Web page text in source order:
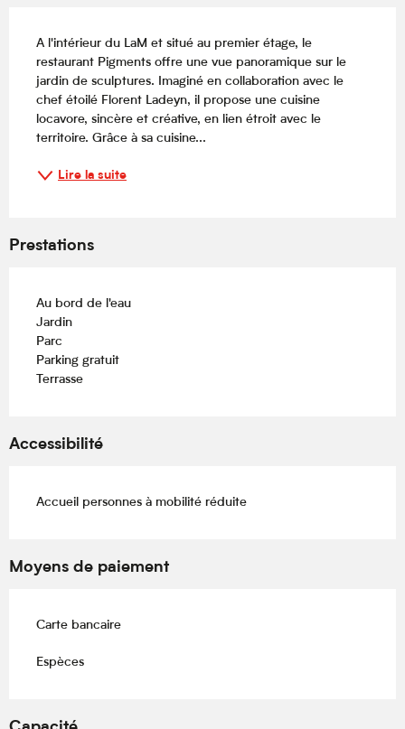
A l'intérieur du LaM et situé au premier étage, le
restaurant Pigments offre une vue panoramique sur le
jardin de sculptures. Imaginé en collaboration avec le
chef étoilé Florent Ladeyn, il propose une cuisine
locavore, sincère et créative, en lien étroit avec le
territoire. Grâce à sa cuisine...
Lire la suite
Prestations
Au bord de l'eau
Jardin
Parc
Parking gratuit
Terrasse
Accessibilité
Accueil personnes à mobilité réduite
Moyens de paiement
Carte bancaire
Espèces